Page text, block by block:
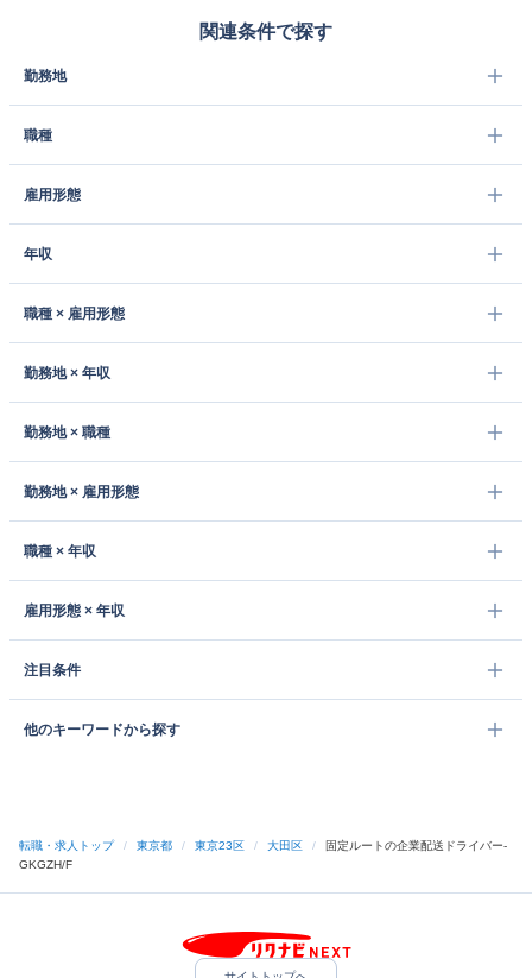
関連条件で探す
勤務地
職種
雇用形態
年収
職種 × 雇用形態
勤務地 × 年収
勤務地 × 職種
勤務地 × 雇用形態
職種 × 年収
雇用形態 × 年収
注目条件
他のキーワードから探す
転職・求人トップ / 東京都 / 東京23区 / 大田区 /
固定ルートの企業配送ドライバー-
GKGZH/F